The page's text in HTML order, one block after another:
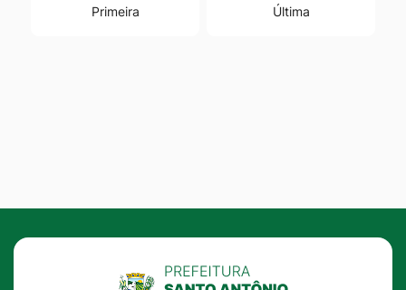
Primeira Última